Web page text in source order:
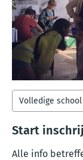
Start
Alle info
Volledige school